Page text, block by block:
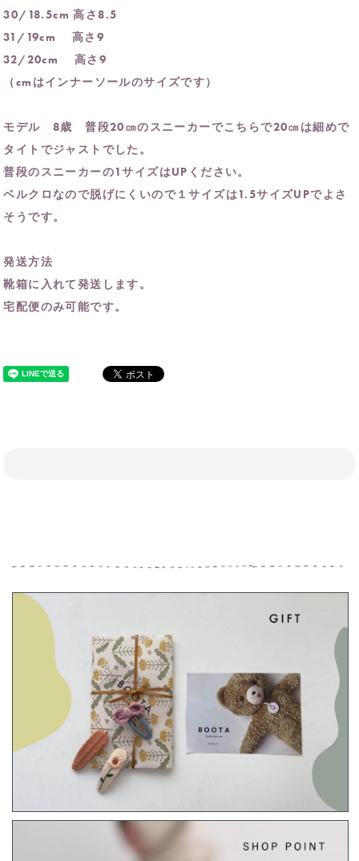
30/18.5cm 高さ8.5
31/19cm 高さ9
32/20cm 高さ9
（cmはインナーソールのサイズです）
モデル 8歳 普段20㎝のスニーカーでこちらで20㎝は細めで
タイトでジャストでした。
普段のスニーカーの1サイズはUPください。
ベルクロなので脱げにくいので１サイズは1.5サイズUPでよさ
そうです。
発送方法
靴箱に入れて発送します。
宅配便のみ可能です。